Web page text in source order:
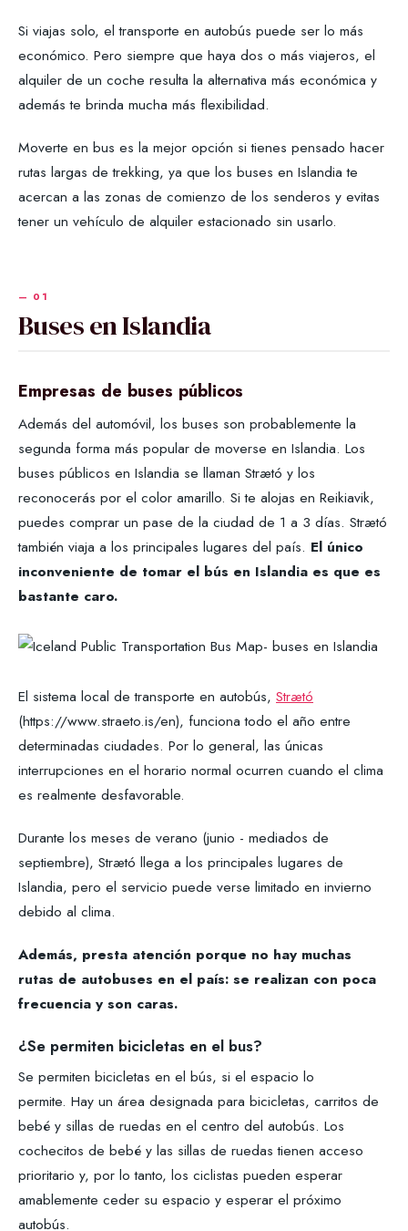
Si viajas solo, el transporte en autobús puede ser lo más
económico. Pero siempre que haya dos o más viajeros, el
alquiler de un coche resulta la alternativa más económica y
además te brinda mucha más flexibilidad.
Moverte en bus es la mejor opción si tienes pensado hacer
rutas largas de trekking, ya que los buses en Islandia te
acercan a las zonas de comienzo de los senderos y evitas
tener un vehículo de alquiler estacionado sin usarlo.
Buses en Islandia
Empresas de buses públicos
Además del automóvil, los buses son probablemente la
segunda forma más popular de moverse en Islandia. Los
buses públicos en Islandia se llaman Strætó y los
reconocerás por el color amarillo. Si te alojas en Reikiavik,
puedes comprar un pase de la ciudad de 1 a 3 días. Strætó
también viaja a los principales lugares del país. El único
inconveniente de tomar el bús en Islandia es que es
bastante caro.
El sistema local de transporte en autobús, Strætó
(https://www.straeto.is/en), funciona todo el año entre
determinadas ciudades. Por lo general, las únicas
interrupciones en el horario normal ocurren cuando el clima
es realmente desfavorable.
Durante los meses de verano (junio - mediados de
septiembre), Strætó llega a los principales lugares de
Islandia, pero el servicio puede verse limitado en invierno
debido al clima.
Además, presta atención porque no hay muchas
rutas de autobuses en el país: se realizan con poca
frecuencia y son caras.
¿Se permiten bicicletas en el bus?
Se permiten bicicletas en el bús, si el espacio lo
permite. Hay un área designada para bicicletas, carritos de
bebé y sillas de ruedas en el centro del autobús. Los
cochecitos de bebé y las sillas de ruedas tienen acceso
prioritario y, por lo tanto, los ciclistas pueden esperar
amablemente ceder su espacio y esperar el próximo
autobús.